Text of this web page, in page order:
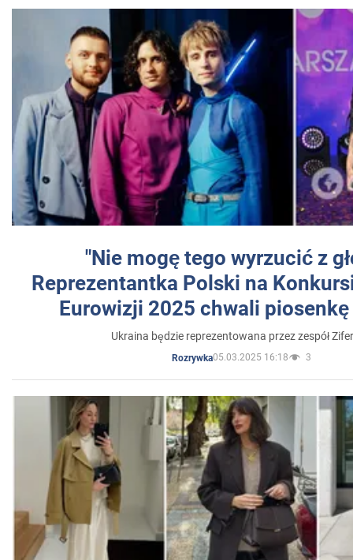
"Nie mogę tego wyrzucić z
Reprezentantka Polski na
Eurowizji 2025 chwali
Ukraina będzie reprezentowana przez zespół
Rozrywka05.03.2025 16:18 3